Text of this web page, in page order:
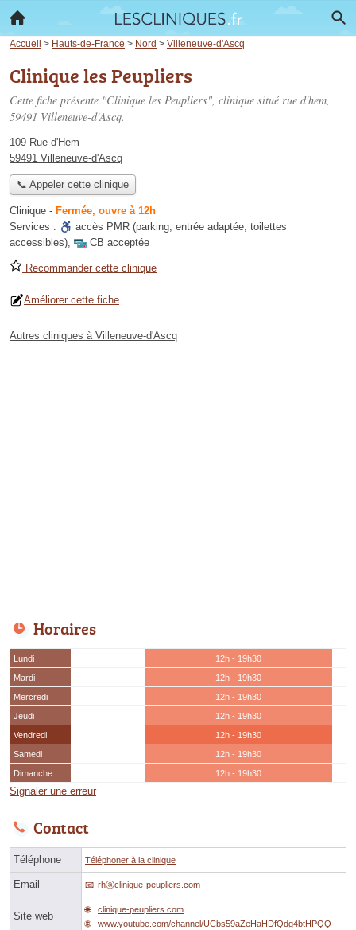
Accueil > Hauts-de-France > Nord > Villeneuve-d'Ascq
Clinique les Peupliers
Cette fiche présente "Clinique les Peupliers", clinique situé rue d'hem,
59491 Villeneuve-d'Ascq.
109 Rue d'Hem
59491 Villeneuve-d'Ascq
📞 Appeler cette clinique
Clinique - Fermée, ouvre à 12h
Services :
accès PMR (parking, entrée adaptée, toilettes
accessibles), CB acceptée
Recommander cette clinique
Améliorer cette fiche
Autres cliniques à Villeneuve-d'Ascq
Horaires
Lundi
12h - 19h30
Mardi
12h - 19h30
Mercredi
12h - 19h30
Jeudi
12h - 19h30
Vendredi
12h - 19h30
Samedi
12h - 19h30
Dimanche
12h - 19h30
Signaler une erreur
Contact
Téléphone Téléphoner à la clinique
Email rhⓐclinique-peupliers.com
Site web
clinique-peupliers.com
www.youtube.com/channel/UCbs59aZeHaHDfQdg4btHPQQ